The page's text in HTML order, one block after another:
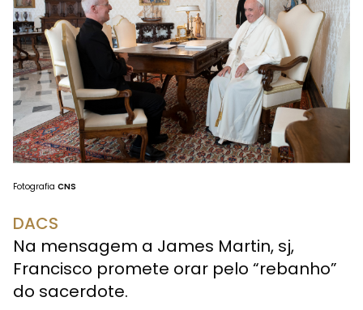
Fotografia CNS
DACS
Na mensagem a James Martin, sj,
Francisco promete orar pelo “rebanho”
do sacerdote.